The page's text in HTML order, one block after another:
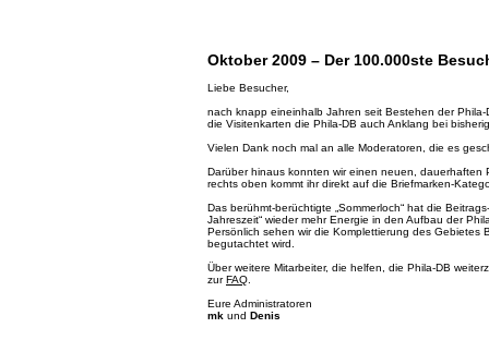
Oktober 2009 – Der 100.000ste
Liebe Besucher,
nach knapp eineinhalb Jahren seit Bestehen der
die Visitenkarten die Phila-DB auch Anklang bei
Vielen Dank noch mal an alle Moderatoren, die es
Darüber hinaus konnten wir einen neuen, dauerhaften
rechts oben kommt ihr direkt auf die Briefmarken-
Das berühmt-berüchtigte „Sommerloch“ hat die
Jahreszeit“ wieder mehr Energie in den Aufbau der
Persönlich sehen wir die Komplettierung des Gebietes
begutachtet wird.
Über weitere Mitarbeiter, die helfen, die Phila-DB
zurFAQ
Eure Administratoren
mk und Denis